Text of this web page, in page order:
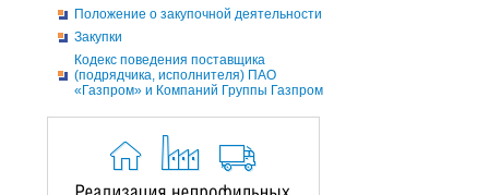
Положение о закупочной деятельности
Закупки
Кодекс поведения поставщика
(подрядчика, исполнителя) ПАО
«Газпром» и Компаний Группы Газпром